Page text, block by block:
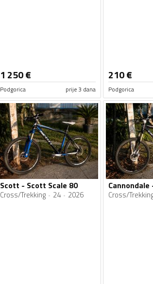
1 250€
Podgorica prije 3 dana
210€
Podgorica
Scott - Scott Scale 80
Cross/Trekking 24 2026 Cross/